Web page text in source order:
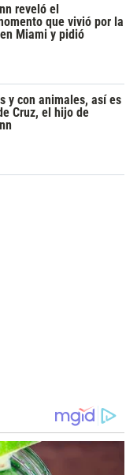
reveló el
que vivió por la
Miami y pidió
y con animales, así es
Cruz, el hijo de